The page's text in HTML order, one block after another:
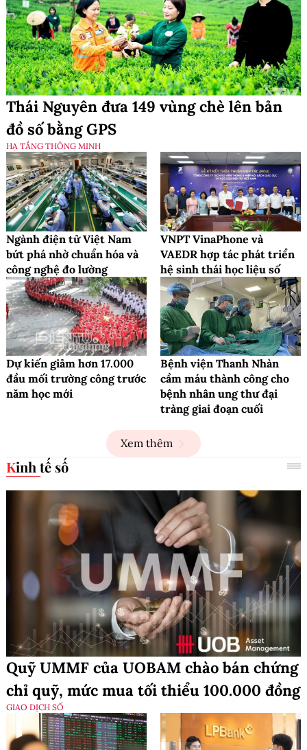
Thái Nguyên đưa 149 vùng chè lên bản
đồ số bằng GPS
HẠ TẦNG THÔNG MINH
Ngành điện tử Việt Nam
bứt phá nhờ chuẩn hóa và
công nghệ đo lường
VNPT VinaPhone và
VAEDR hợp tác phát triển
hệ sinh thái học liệu số
Dự kiến giảm hơn 17.000
đầu mối trường công trước
năm học mới
Bệnh viện Thanh Nhàn
cầm máu thành công cho
bệnh nhân ung thư đại
tràng giai đoạn cuối
Xem thêm
Kinh tế số
Quỹ UMMF của UOBAM chào bán chứng
chỉ quỹ, mức mua tối thiểu 100.000 đồng
GIAO DỊCH SỐ